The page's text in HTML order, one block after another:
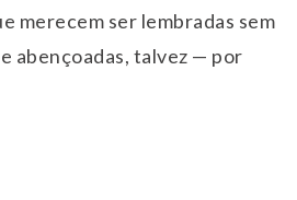
merecem ser lembradas sem
abençoadas, talvez — por